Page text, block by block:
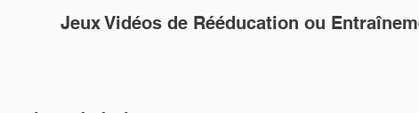
Jeux Vidéos de Rééducation ou